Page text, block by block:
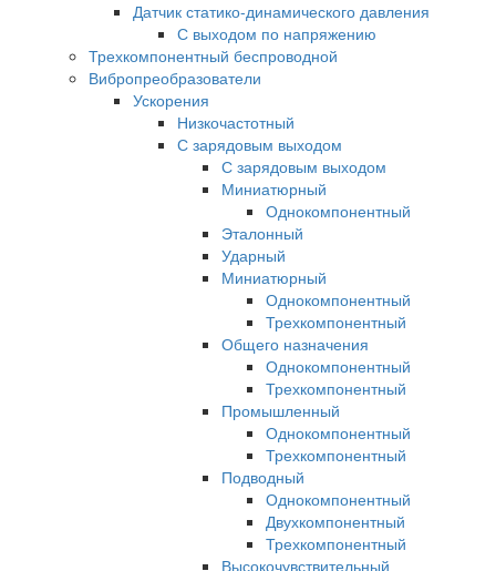
Датчик статико-динамического давления
С выходом по напряжению
Трехкомпонентный беспроводной
Вибропреобразователи
Ускорения
Низкочастотный
С зарядовым выходом
С зарядовым выходом
Миниатюрный
Однокомпонентный
Эталонный
Ударный
Миниатюрный
Однокомпонентный
Трехкомпонентный
Общего назначения
Однокомпонентный
Трехкомпонентный
Промышленный
Однокомпонентный
Трехкомпонентный
Подводный
Однокомпонентный
Двухкомпонентный
Трехкомпонентный
Высокочувствительный